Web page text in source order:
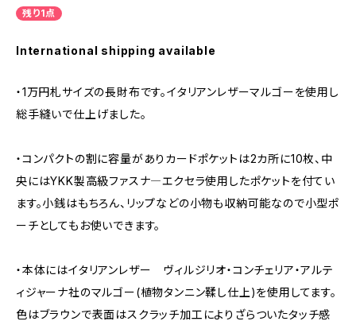
残り1点
International shipping available
・1万円札サイズの長財布です。イタリアンレザーマルゴーを使用し
総手縫いで仕上げました。
・コンパクトの割に容量がありカードポケットは2カ所に10枚、中
央にはYKK製高級ファスナ―エクセラ使用したポケットを付てい
ます。小銭はもちろん、リップなどの小物も収納可能なので小型ポ
ーチとしてもお使いできます。
・本体にはイタリアンレザー ヴィルジリオ・コンチェリア・アルテ
ィジャーナ社のマルゴー(植物タンニン鞣し仕上)を使用してます。
色はブラウンで表面はスクラッチ加工によりざらついたタッチ感